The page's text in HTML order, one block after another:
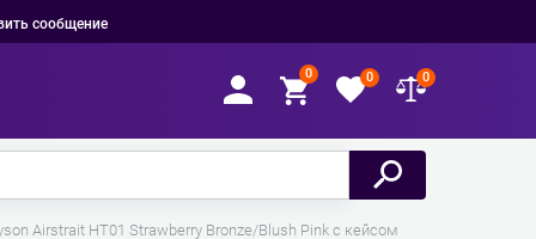
сообщение
0 0 0
Airstrait HT01 Strawberry Bronze/Blush Pink с кейсом